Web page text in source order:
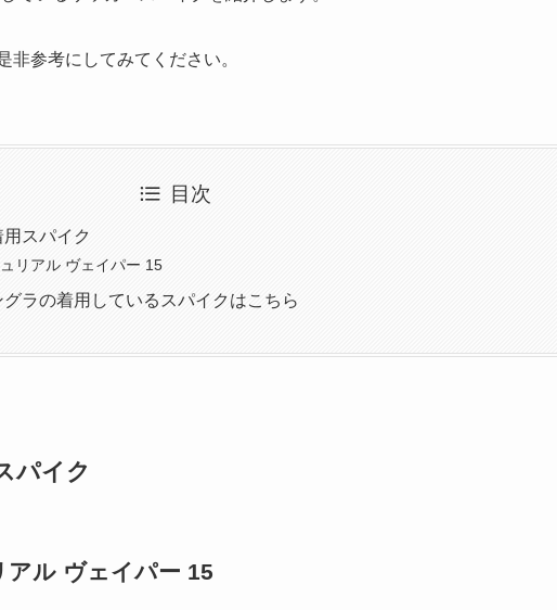
参考にしてみてください。
目次
スパイク
リアル ヴェイパー 15
グラの着用しているスパイクはこちら
パイク
ル ヴェイパー 15